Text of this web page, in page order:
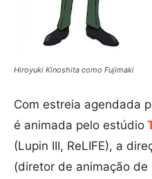
Hiroyuki Kinoshita como Fujimaki
Com estreia agendada
é animada pelo estúdio
(Lupin III, ReLIFE), a
(diretor de animação de